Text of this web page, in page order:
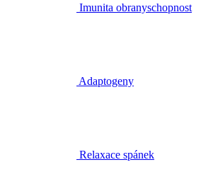
Imunita obranyschopnost
Adaptogeny
Relaxace spánek